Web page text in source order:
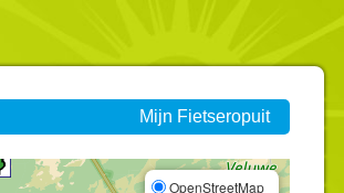
Mijn Fietseropuit
OpenStreetMap